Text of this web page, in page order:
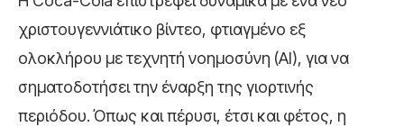
χριστουγεννιάτικο βίντεο, φτιαγμένο εξ
ολοκλήρου με τεχνητή νοημοσύνη (AI), για να
σηματοδοτήσει την έναρξη της γιορτινής
περιόδου. Όπως και πέρυσι, έτσι και φέτος, η